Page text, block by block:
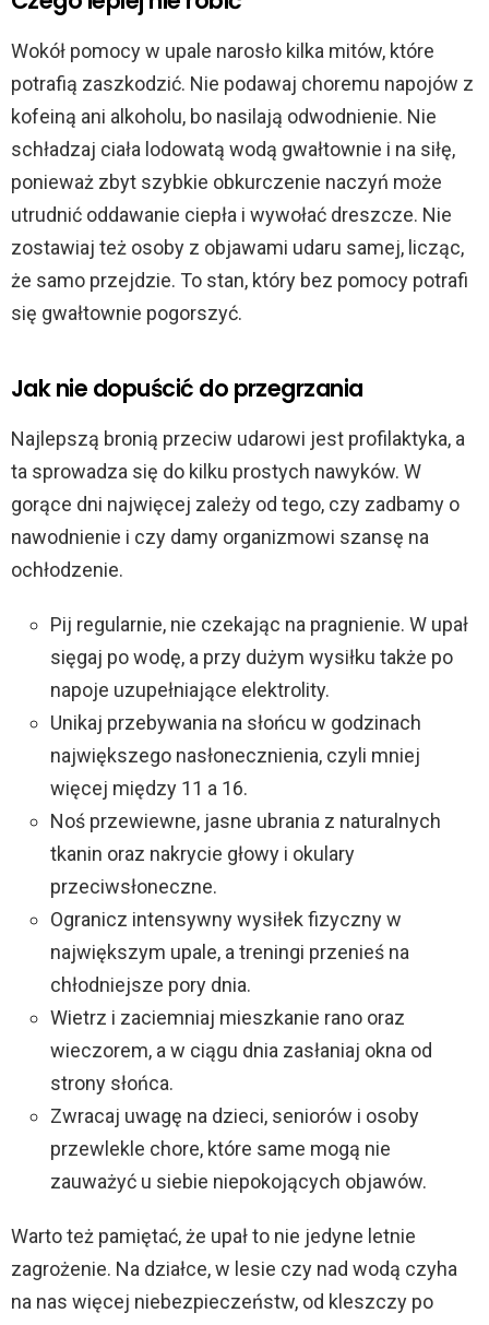
Wokół pomocy w upale narosło kilka mitów, które
potrafią zaszkodzić. Nie podawaj choremu napojów z
kofeiną ani alkoholu, bo nasilają odwodnienie. Nie
schładzaj ciała lodowatą wodą gwałtownie i na siłę,
ponieważ zbyt szybkie obkurczenie naczyń może
utrudnić oddawanie ciepła i wywołać dreszcze. Nie
zostawiaj też osoby z objawami udaru samej, licząc,
że samo przejdzie. To stan, który bez pomocy potrafi
się gwałtownie pogorszyć.
Jak nie dopuścić do przegrzania
Najlepszą bronią przeciw udarowi jest profilaktyka, a
ta sprowadza się do kilku prostych nawyków. W
gorące dni najwięcej zależy od tego, czy zadbamy o
nawodnienie i czy damy organizmowi szansę na
ochłodzenie.
Pij regularnie, nie czekając na pragnienie. W upał
sięgaj po wodę, a przy dużym wysiłku także po
napoje uzupełniające elektrolity.
Unikaj przebywania na słońcu w godzinach
największego nasłonecznienia, czyli mniej
więcej między 11 a 16.
Noś przewiewne, jasne ubrania z naturalnych
tkanin oraz nakrycie głowy i okulary
przeciwsłoneczne.
Ogranicz intensywny wysiłek fizyczny w
największym upale, a treningi przenieś na
chłodniejsze pory dnia.
Wietrz i zaciemniaj mieszkanie rano oraz
wieczorem, a w ciągu dnia zasłaniaj okna od
strony słońca.
Zwracaj uwagę na dzieci, seniorów i osoby
przewlekle chore, które same mogą nie
zauważyć u siebie niepokojących objawów.
Warto też pamiętać, że upał to nie jedyne letnie
zagrożenie. Na działce, w lesie czy nad wodą czyha
na nas więcej niebezpieczeństw, od kleszczy po